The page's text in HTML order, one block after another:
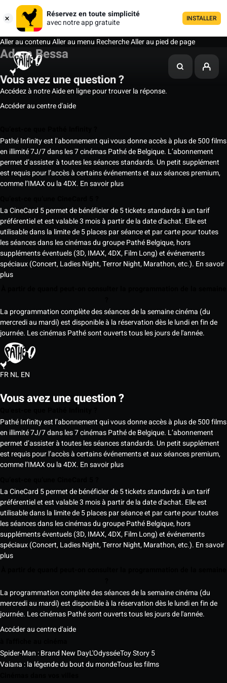
Réservez en toute simplicité
avec notre app gratuite
INSTALLER
Aller au contenuAller au menu RechercheAller au pied de page
Adam Bessa
Vous avez une question ?
Accédez à notre Aide en ligne pour trouver la réponse.
Accéder au centre d'aide
Pathé Infinity est l’abonnement qui vous donne accès à plus de 500 films
en illimité 7J/7 dans les 7 cinémas Pathé de Belgique. L’abonnement
permet d’assister à toutes les séances standards. Un petit supplément
est requis pour l’accès à certains événements et aux séances premium,
comme l’IMAX ou la 4DX. En savoir plus
La CineCard 5 permet de bénéficier de 5 tickets standards à un tarif
préférentiel et est valable 3 mois à partir de la date d'achat. Elle est
utilisable dans la limite de 5 places par séance et par carte pour toutes
les séances dans les cinémas du groupe Pathé Belgique, hors
suppléments éventuels (3D, IMAX, 4DX, Film Long) et événements
spéciaux (Concert, Ladies Night, Terror Night, Marathon, etc.). En savoir
plus
La programmation complète des séances de la semaine cinéma (du
mercredi au mardi) est disponible à la réservation dès le lundi en fin de
journée. Les cinémas Pathé sont ouverts tous les jours de l'année.
FRNLEN
Vous avez une question ?
Pathé Infinity est l’abonnement qui vous donne accès à plus de 500 films
en illimité 7J/7 dans les 7 cinémas Pathé de Belgique. L’abonnement
permet d’assister à toutes les séances standards. Un petit supplément
est requis pour l’accès à certains événements et aux séances premium,
comme l’IMAX ou la 4DX. En savoir plus
La CineCard 5 permet de bénéficier de 5 tickets standards à un tarif
préférentiel et est valable 3 mois à partir de la date d'achat. Elle est
utilisable dans la limite de 5 places par séance et par carte pour toutes
les séances dans les cinémas du groupe Pathé Belgique, hors
suppléments éventuels (3D, IMAX, 4DX, Film Long) et événements
spéciaux (Concert, Ladies Night, Terror Night, Marathon, etc.). En savoir
plus
La programmation complète des séances de la semaine cinéma (du
mercredi au mardi) est disponible à la réservation dès le lundi en fin de
journée. Les cinémas Pathé sont ouverts tous les jours de l'année.
Accéder au centre d'aide
Spider-Man : Brand New DayL'OdysséeToy Story 5
Vaiana : la légende du bout du mondeTous les films